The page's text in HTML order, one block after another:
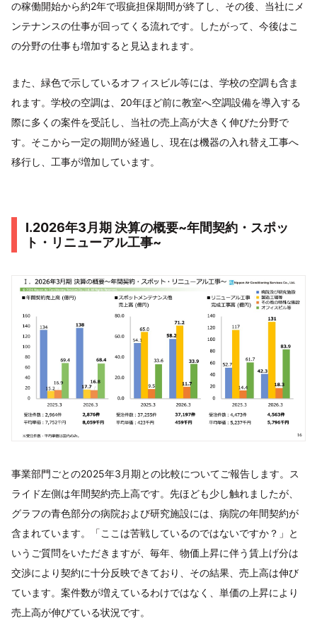
の稼働開始から約2年で瑕疵担保期間が終了し、その後、当社にメ
ンテナンスの仕事が回ってくる流れです。したがって、今後はこ
の分野の仕事も増加すると見込まれます。
また、緑色で示しているオフィスビル等には、学校の空調も含ま
れます。学校の空調は、20年ほど前に教室へ空調設備を導入する
際に多くの案件を受託し、当社の売上高が大きく伸びた分野で
す。そこから一定の期間が経過し、現在は機器の入れ替え工事へ
移行し、工事が増加しています。
I.2026年3月期 決算の概要~年間契約・スポッ
ト・リニューアル工事~
事業部門ごとの2025年3月期との比較についてご報告します。ス
ライド左側は年間契約売上高です。先ほども少し触れましたが、
グラフの青色部分の病院および研究施設には、病院の年間契約が
含まれています。「ここは苦戦しているのではないですか？」と
いうご質問をいただきますが、毎年、物価上昇に伴う賃上げ分は
交渉により契約に十分反映できており、その結果、売上高は伸び
ています。案件数が増えているわけではなく、単価の上昇により
売上高が伸びている状況です。